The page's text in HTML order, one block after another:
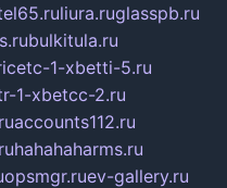
liura.ruglasspb.ru
bulkitula.ru
1-xbetti-5.ru
1-xbetcc-2.ru
accounts112.ru
hahahaharms.ru
opsmgr.ruev-gallery.ru